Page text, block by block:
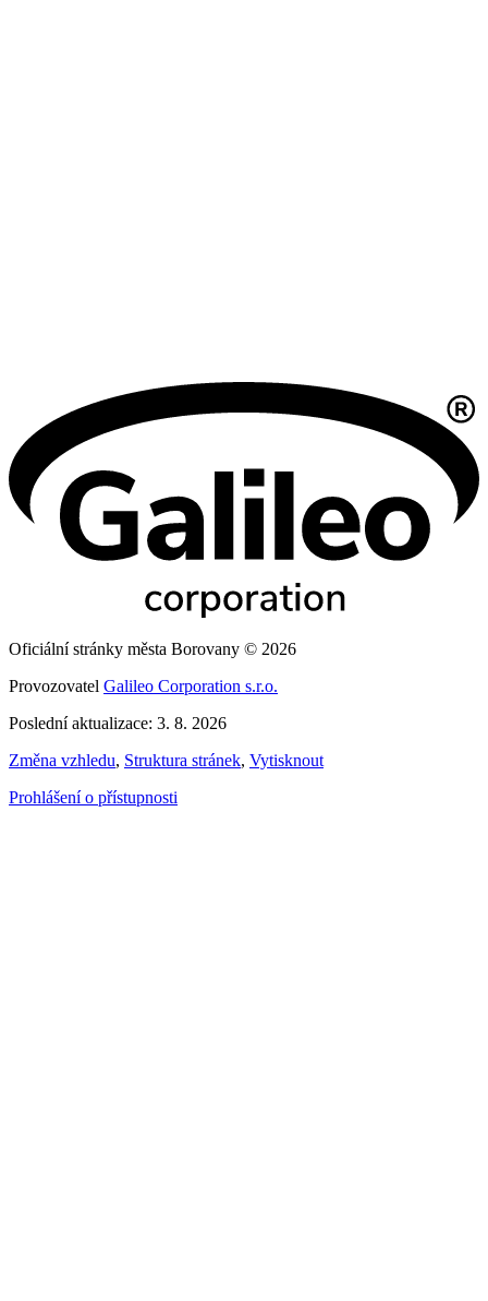
Oficiální stránky města Borovany © 2026
Provozovatel Galileo Corporation s.r.o.
Poslední aktualizace: 3. 8. 2026
Změna vzhledu, Struktura stránek, Vytisknout
Prohlášení o přístupnosti